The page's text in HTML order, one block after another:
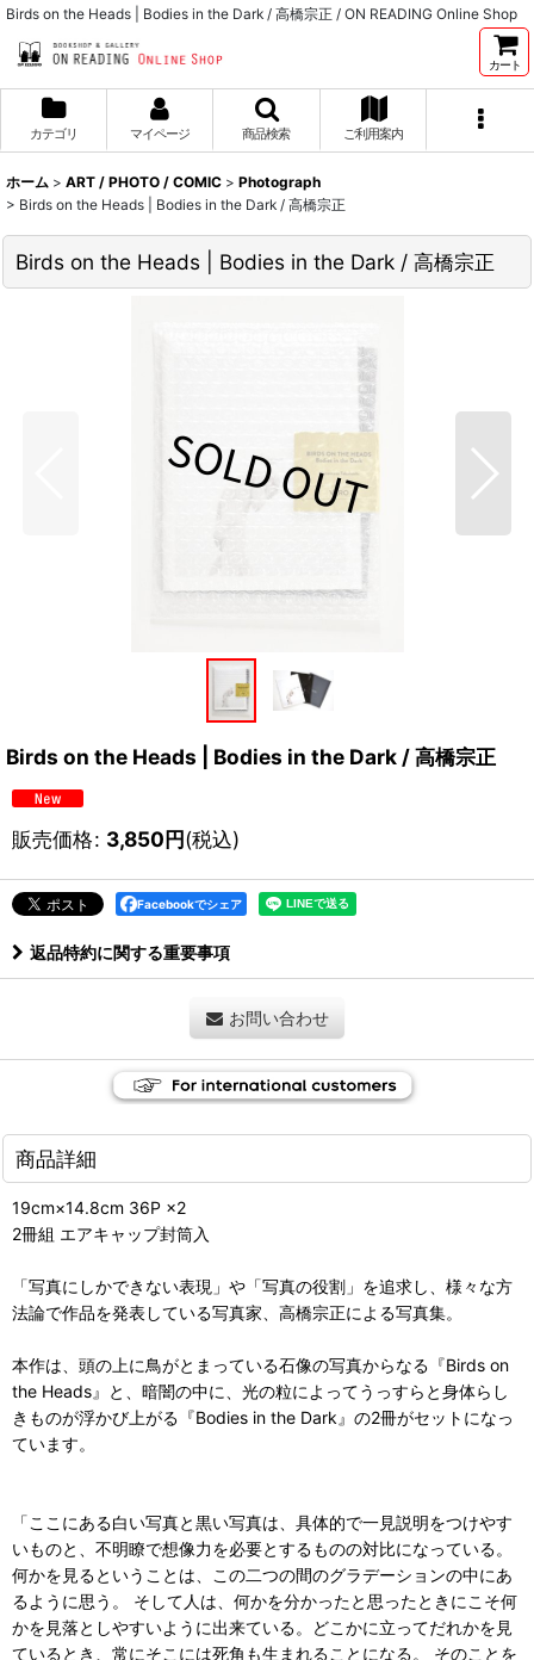
Birds on the Heads | Bodies in the Dark / 高橋宗正 / ON READING Online Shop
カート
カテゴリ マイページ 商品検索 ご利用案内
ホーム > ART / PHOTO / COMIC > Photograph
> Birds on the Heads | Bodies in the Dark / 高橋宗正
Birds on the Heads | Bodies in the Dark / 高橋宗正
Birds on the Heads | Bodies in the Dark / 高橋宗正
販売価格: 3,850円(税込)
Facebookでシェア
返品特約に関する重要事項
お問い合わせ
商品詳細
19cm×14.8cm 36P ×2
2冊組 エアキャップ封筒入
「写真にしかできない表現」や「写真の役割」を追求し、様々な方
法論で作品を発表している写真家、高橋宗正による写真集。
本作は、頭の上に鳥がとまっている石像の写真からなる『Birds on
the Heads』と、暗闇の中に、光の粒によってうっすらと身体らし
きものが浮かび上がる『Bodies in the Dark』の2冊がセットになっ
ています。
「ここにある白い写真と黒い写真は、具体的で一見説明をつけやす
いものと、不明瞭で想像力を必要とするものの対比になっている。
何かを見るということは、この二つの間のグラデーションの中にあ
るように思う。 そして人は、何かを分かったと思ったときにこそ何
かを見落としやすいように出来ている。どこかに立ってだれかを見
ているとき、常にそこには死角も生まれることになる。 そのことを